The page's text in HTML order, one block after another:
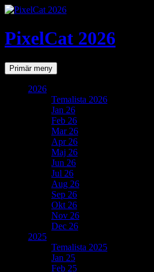
PixelCat 2026
SökPrimär meny Gå
till
2026
Temalista 2026
Jan 26
Feb 26
Mar 26
Apr 26
Maj 26
Jun 26
Jul 26
Aug 26
Sep 26
Okt 26
Nov 26
Dec 26
2025
Temalista 2025
Jan 25
Feb 25